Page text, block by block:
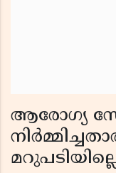
ആരോഗ്യ